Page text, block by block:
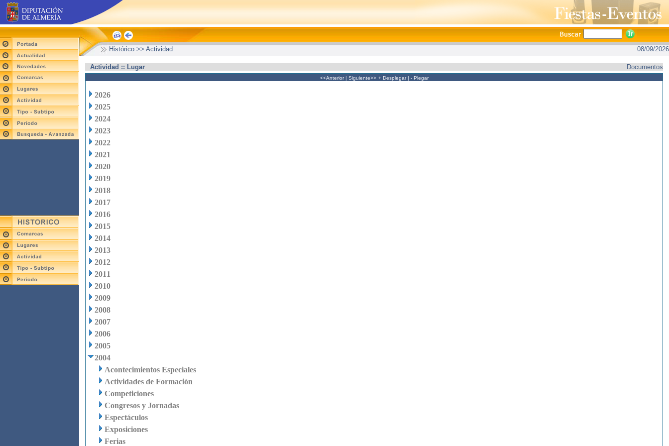
Histórico >> Actividad 08/09/2026
Actividad :: Lugar Documentos
<<Anterior| Siguiente>> + Desplegar| - Plegar
2026
2025
2024
2023
2022
2021
2020
2019
2018
2017
2016
2015
2014
2013
2012
2011
2010
2009
2008
2007
2006
2005
2004
Acontecimientos Especiales
Actividades de Formación
Competiciones
Congresos y Jornadas
Espectáculos
Exposiciones
Ferias